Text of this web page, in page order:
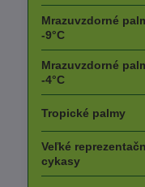
Mrazuvzdorné
-9°C
Mrazuvzdorné
-4°C
Tropické palmy
Veľké
cykasy